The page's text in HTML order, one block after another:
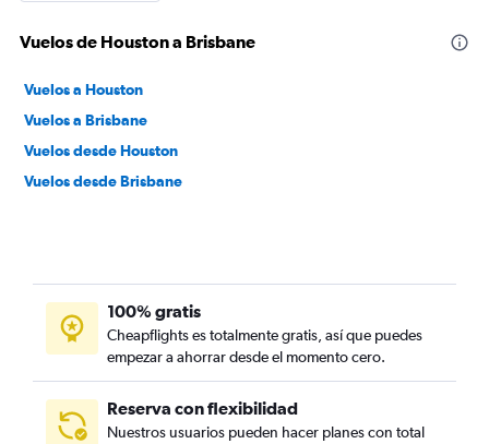
Vuelos de Houston a Brisbane
Vuelos a Houston
Vuelos a Brisbane
Vuelos desde Houston
Vuelos desde Brisbane
100% gratis
Cheapflights es totalmente gratis, así que puedes
empezar a ahorrar desde el momento cero.
Reserva con flexibilidad
Nuestros usuarios pueden hacer planes con total